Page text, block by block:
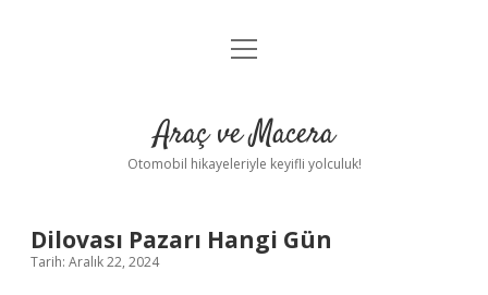
Anasayfa
Yasal Uyarı
menüyü
Araç ve Macera
Otomobil hikayeleriyle keyifli yolculuk!
Dilovası Pazarı Hangi Gün
Tarih: Aralık 22, 2024